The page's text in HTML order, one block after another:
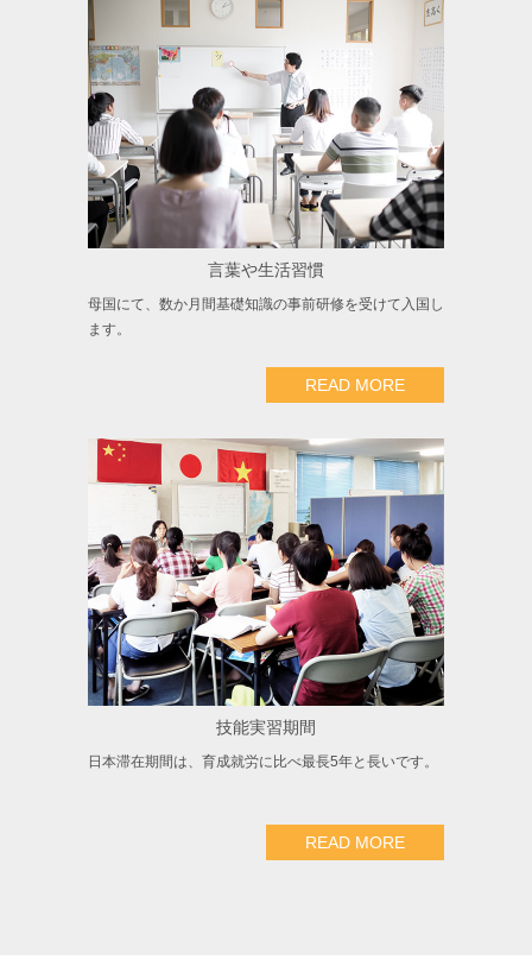
言葉や生活習慣
母国にて、数か月間基礎知識の事前研修を受けて入国し
ます。
READ MORE
技能実習期間
日本滞在期間は、育成就労に比べ最長5年と長いです。
READ MORE